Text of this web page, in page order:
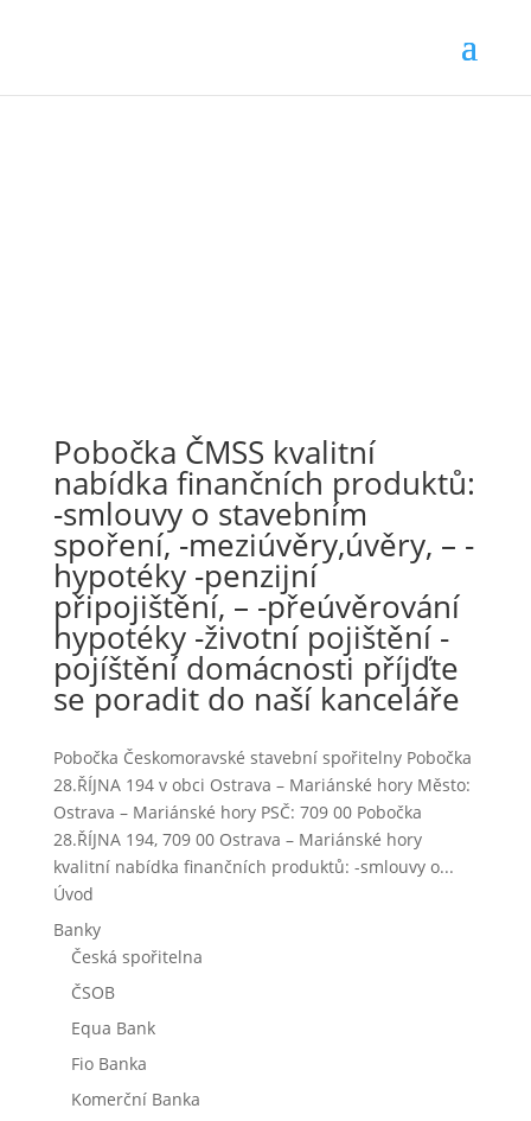
Pobočka ČMSS kvalitní
nabídka finančních produktů:
-smlouvy o stavebním
spoření, -meziúvěry,úvěry, – -
hypotéky -penzijní
připojištění, – -přeúvěrování
hypotéky -životní pojištění -
pojíštění domácnosti příjďte
se poradit do naší kanceláře
Pobočka Českomoravské stavební spořitelny Pobočka
28.ŘÍJNA 194 v obci Ostrava – Mariánské hory Město:
Ostrava – Mariánské hory PSČ: 709 00 Pobočka
28.ŘÍJNA 194, 709 00 Ostrava – Mariánské hory
kvalitní nabídka finančních produktů: -smlouvy o...
Úvod
Banky
Česká spořitelna
ČSOB
Equa Bank
Fio Banka
Komerční Banka